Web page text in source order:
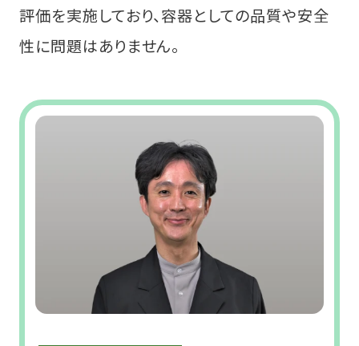
評価を実施しており、容器としての品質や安全
性に問題はありません。